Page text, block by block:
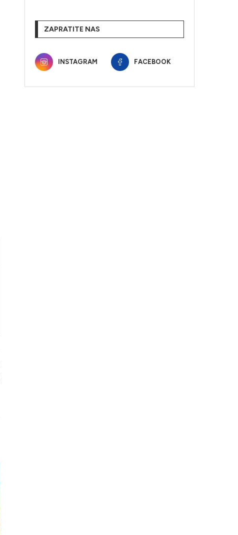
ZAPRATITE NAS
INSTAGRAM FACEBOOK